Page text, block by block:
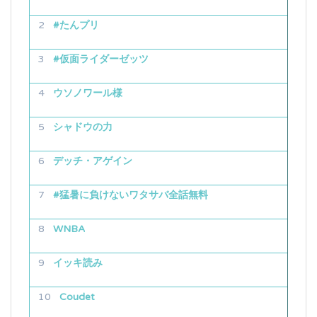
#たんプリ
#仮面ライダーゼッツ
ウソノワール様
シャドウの力
デッチ・アゲイン
#猛暑に負けないワタサバ全話無料
WNBA
イッキ読み
Coudet